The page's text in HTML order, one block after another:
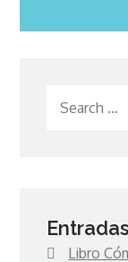
Libro